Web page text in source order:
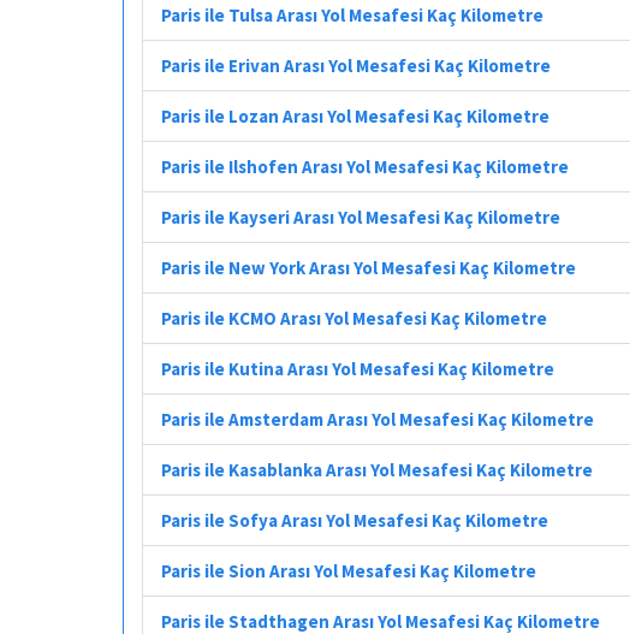
Paris ile Tulsa Arası Yol Mesafesi Kaç Kilometre
Paris ile Erivan Arası Yol Mesafesi Kaç Kilometre
Paris ile Lozan Arası Yol Mesafesi Kaç Kilometre
Paris ile Ilshofen Arası Yol Mesafesi Kaç Kilometre
Paris ile Kayseri Arası Yol Mesafesi Kaç Kilometre
Paris ile New York Arası Yol Mesafesi Kaç Kilometre
Paris ile KCMO Arası Yol Mesafesi Kaç Kilometre
Paris ile Kutina Arası Yol Mesafesi Kaç Kilometre
Paris ile Amsterdam Arası Yol Mesafesi Kaç Kilometre
Paris ile Kasablanka Arası Yol Mesafesi Kaç Kilometre
Paris ile Sofya Arası Yol Mesafesi Kaç Kilometre
Paris ile Sion Arası Yol Mesafesi Kaç Kilometre
Paris ile Stadthagen Arası Yol Mesafesi Kaç Kilometre